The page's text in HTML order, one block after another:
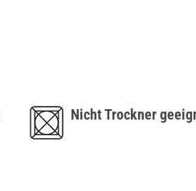
Nicht Trockner